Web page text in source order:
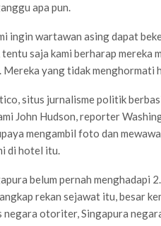
apa pun.
ingin wartawan asing dapat
tentu saja kami berharap mereka
Mereka yang tidak menghormati
situs jurnalisme politik
John Hudson, reporter
mengambil foto dan
di hotel itu.
belum pernah menghadapi
rekan sejawat itu, besar
negara otoriter, Singapura